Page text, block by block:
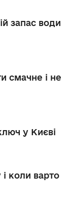
запас води
смачне і не
у Києві
коли варто